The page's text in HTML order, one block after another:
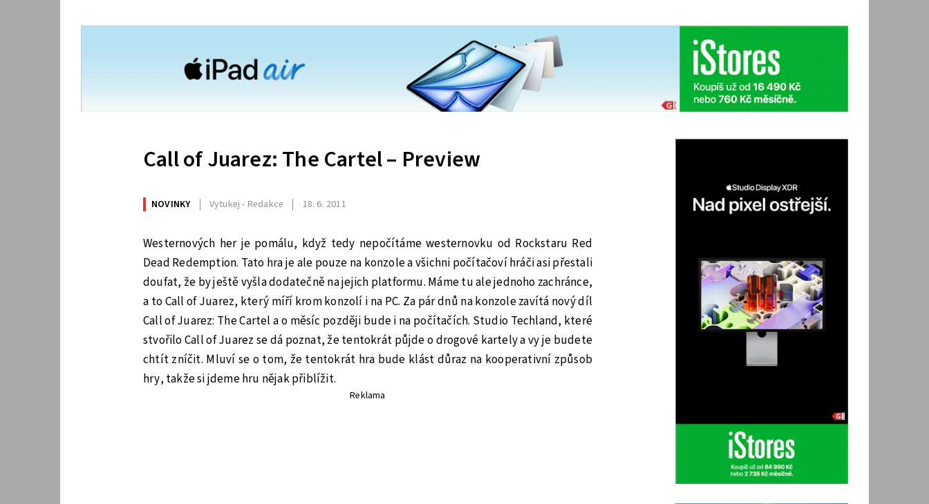
Call of Juarez: The Cartel – Preview
NOVINKY Vytukej - Redakce 18. 6. 2011
Westernových her je pomálu, když tedy nepočítáme westernovku od Rockstaru Red
Dead Redemption. Tato hra je ale pouze na konzole a všichni počítačoví hráči asi přestali
doufat, že by ještě vyšla dodatečně na jejich platformu. Máme tu ale jednoho zachránce,
a to Call of Juarez, který míří krom konzolí i na PC. Za pár dnů na konzole zavítá nový díl
Call of Juarez: The Cartel a o měsíc později bude i na počítačích. Studio Techland, které
stvořilo Call of Juarez se dá poznat, že tentokrát půjde o drogové kartely a vy je budete
chtít zníčit. Mluví se o tom, že tentokrát hra bude klást důraz na kooperativní způsob
hry, takže si jdeme hru nějak přiblížit.
Reklama